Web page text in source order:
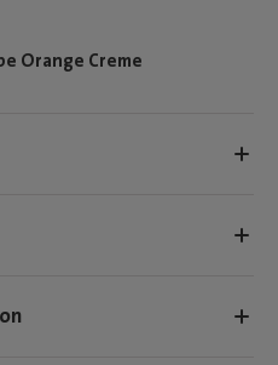
Orange Creme